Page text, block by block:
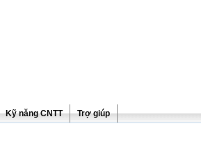
Kỹ năng CNTT Trợ giúp